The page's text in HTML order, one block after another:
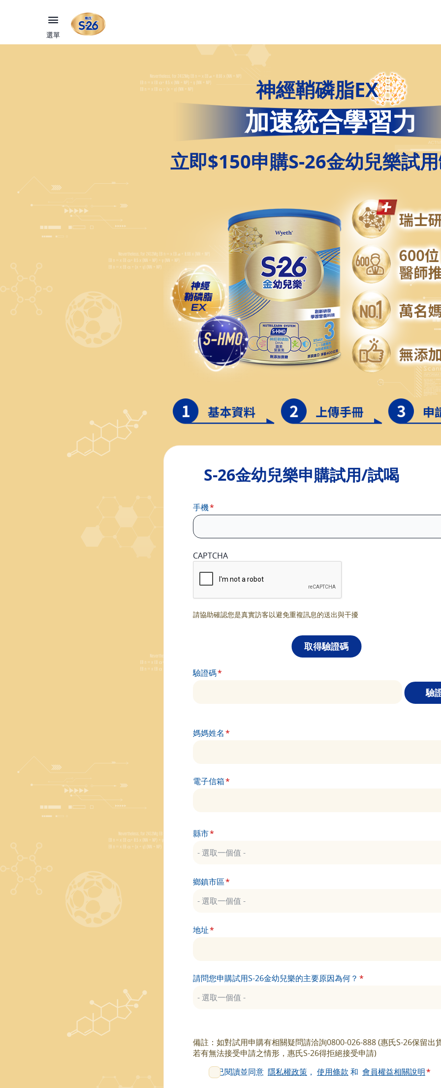
選單
神經鞘磷脂EX
加速統合學習力
立即$150申購S-26金幼兒樂試
S-26金幼兒樂申購試用/試喝
手機
CAPTCHA
請協助確認您是真實訪客以避免重複訊息的送出與干擾
驗證碼
媽媽姓名
電子信箱
縣市
鄉鎮市區
地址
請問您申購試用S-26金幼兒樂的主要原因為何？
備註：如對試用申購有相關疑問請洽詢0800-026-888 (惠氏S-26保留出
若有無法接受申請之情形，惠氏S-26得拒絕接受申請)
我已閱讀並同意 隱私權政策， 使用條款 和 會員權益相關說明